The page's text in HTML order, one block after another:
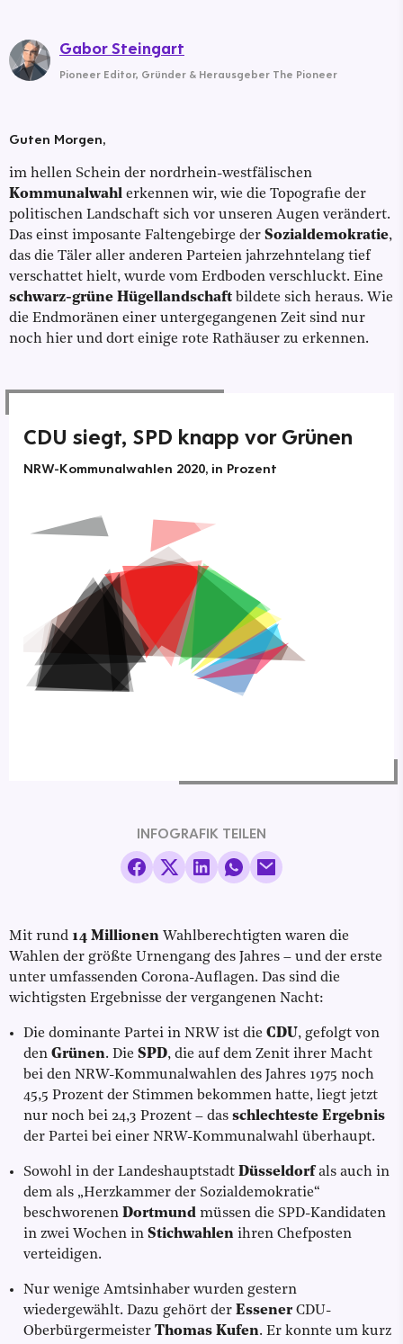
Guten Morgen,
im hellen Schein der nordrhein-westfälischen
Kommunalwahl erkennen wir, wie die Topografie der
politischen Landschaft sich vor unseren Augen verändert.
Das einst imposante Faltengebirge der Sozialdemokratie,
das die Täler aller anderen Parteien jahrzehntelang tief
verschattet hielt, wurde vom Erdboden verschluckt. Eine
schwarz-grüne Hügellandschaft bildete sich heraus. Wie
die Endmoränen einer untergegangenen Zeit sind nur
noch hier und dort einige rote Rathäuser zu erkennen.
CDU siegt, SPD knapp vor Grünen
NRW-Kommunalwahlen 2020, in Prozent
INFOGRAFIK TEILEN
Mit rund 14 Millionen Wahlberechtigten waren die
Wahlen der größte Urnengang des Jahres – und der erste
unter umfassenden Corona-Auflagen. Das sind die
wichtigsten Ergebnisse der vergangenen Nacht:
Die dominante Partei in NRW ist die CDU, gefolgt von
den Grünen. Die SPD, die auf dem Zenit ihrer Macht
bei den NRW-Kommunalwahlen des Jahres 1975 noch
45,5 Prozent der Stimmen bekommen hatte, liegt jetzt
nur noch bei 24,3 Prozent – das schlechteste Ergebnis
der Partei bei einer NRW-Kommunalwahl überhaupt.
Sowohl in der Landeshauptstadt Düsseldorfals auch in
dem als „Herzkammer der Sozialdemokratie“
beschworenen Dortmund müssen die SPD-Kandidaten
in zwei Wochen in Stichwahlen ihren Chefposten
verteidigen.
Nur wenige Amtsinhaber wurden gestern
wiedergewählt. Dazu gehört der EssenerCDU-
Oberbürgermeister Thomas Kufen. Er konnte um kurz
Gabor Steingart
Pioneer Editor, Gründer & Herausgeber The Pioneer